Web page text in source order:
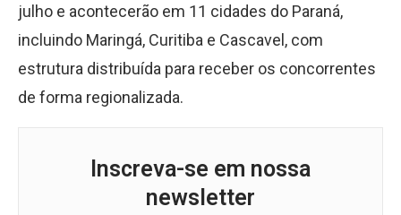
julho e acontecerão em 11 cidades do Paraná,
incluindo Maringá, Curitiba e Cascavel, com
estrutura distribuída para receber os concorrentes
de forma regionalizada.
Inscreva-se em nossa
newsletter